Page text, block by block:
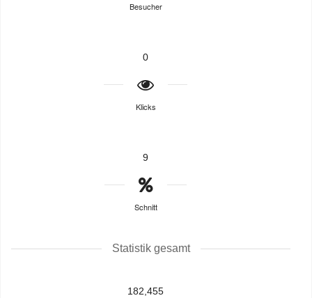
Besucher
0
Klicks
9
Schnitt
Statistik gesamt
182,455